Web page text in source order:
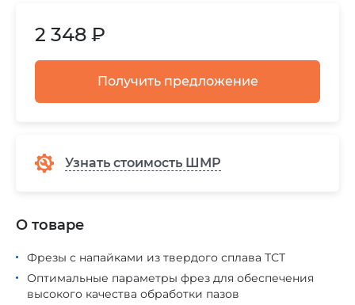
2 348 ₽
Получить предложение
Узнать стоимость ШМР
Фрезы с напайками из твердого сплава ТСТ
Оптимальные параметры фрез для обеспечения
высокого качества обработки пазов
О товаре